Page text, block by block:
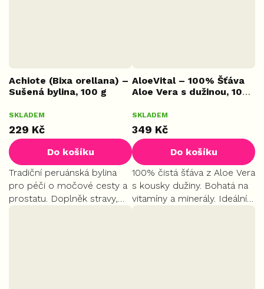
Achiote (Bixa orellana) –
Sušená bylina, 100 g
SKLADEM
229 Kč
Do košíku
Tradiční peruánská bylina
pro péči o močové cesty a
prostatu. Doplněk stravy,
který napomáhá regulaci
AloeVital – 100% Šťáva
Aloe Vera s dužinou, 1000
SKLADEM
349 Kč
Do košíku
100% čistá šťáva z Aloe Vera
s kousky dužiny. Bohatá na
vitamíny a minerály. Ideální
pro harmonizaci trávení,